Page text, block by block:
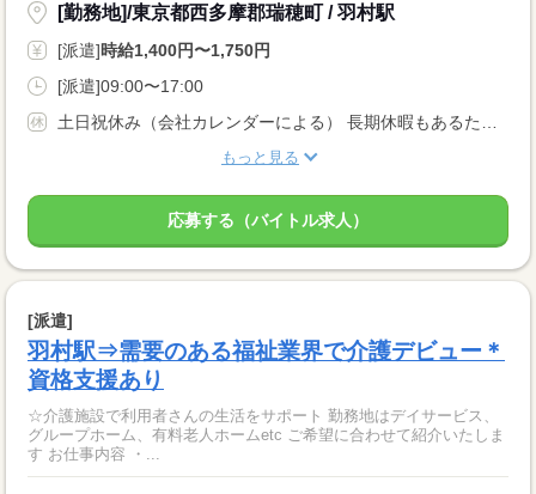
[勤務地]/東京都西多摩郡瑞穂町 / 羽村駅
[派遣]時給1,400円〜1,750円
[派遣]09:00〜17:00
土日祝休み（会社カレンダーによる） 長期休暇もあるためライフワークバランス重視の方にピッタリ♪ →ＧＷ・夏期休暇・年末年始休暇・慶弔休暇・有給休暇 ※月に1度どこかの金曜日は15時に社員一斉退勤です
もっと見る
応募する（バイトル求人）
[派遣]
羽村駅⇒需要のある福祉業界で介護デビュー＊
資格支援あり
☆介護施設で利用者さんの生活をサポート 勤務地はデイサービス、
グループホーム、有料老人ホームetc ご希望に合わせて紹介いたしま
す お仕事内容 ・...